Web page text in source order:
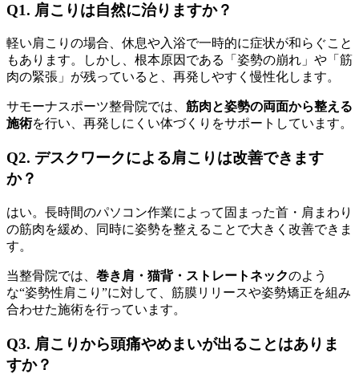
Q1. 肩こりは自然に治りますか？
軽い肩こりの場合、休息や入浴で一時的に症状が和らぐこと
もあります。しかし、根本原因である「姿勢の崩れ」や「筋
肉の緊張」が残っていると、再発しやすく慢性化します。
サモーナスポーツ整骨院では、 筋肉と姿勢の両面から整える
施術を行い、再発しにくい体づくりをサポートしています。
Q2. デスクワークによる肩こりは改善できます
か？
はい。長時間のパソコン作業によって固まった首・肩まわり
の筋肉を緩め、同時に姿勢を整えることで大きく改善できま
す。
当整骨院では、 巻き肩・猫背・ストレートネックのよう
な“姿勢性肩こり”に対して、筋膜リリースや姿勢矯正を組み
合わせた施術を行っています。
Q3. 肩こりから頭痛やめまいが出ることはありま
すか？